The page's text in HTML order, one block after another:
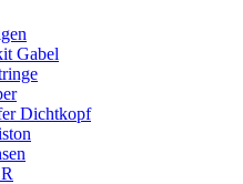
Gabel
Dichtkopf